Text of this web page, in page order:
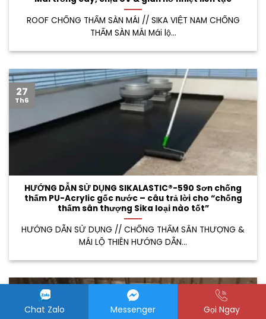
ROOF CHỐNG THẤM SÀN MÁI // SIKA VIỆT NAM CHỐNG
THẤM SÀN MÁI Mái lộ...
HƯỚNG DẪN SỬ DỤNG SIKALASTIC®-590 Sơn chống
thấm PU-Acrylic gốc nước – câu trả lời cho “chống
thấm sân thượng Sika loại nào tốt”
HƯỚNG DẪN SỬ DỤNG // CHỐNG THẤM SÂN THƯỢNG &
MÁI LỘ THIÊN HƯỚNG DẪN...
27
Th6
Th6Chat Zalo Messenger Gọi Ngay